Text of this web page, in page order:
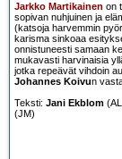
Jarkko Martikainen on
sopivan nuhjuinen ja
(katsoja harvemmin
karisma sinkoaa
onnistuneesti samaan
mukavasti harvinaisia
jotka repeävät vihdoin
Johannes Koivun
Teksti: Jani Ekblom
(JM)